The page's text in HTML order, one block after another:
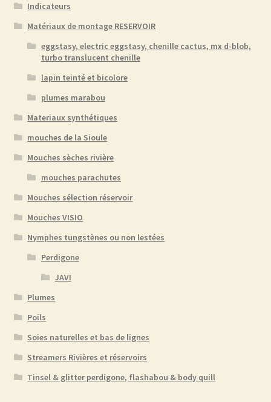
Indicateurs
Matériaux de montage RESERVOIR
eggstasy, electric eggstasy, chenille cactus, mx d-blob,
turbo translucent chenille
lapin teinté et bicolore
plumes marabou
Materiaux synthétiques
mouches de la Sioule
Mouches sèches rivière
mouches parachutes
Mouches sélection réservoir
Mouches VISIO
Nymphes tungstènes ou non lestées
Perdigone
JAVI
Plumes
Poils
Soies naturelles et bas de lignes
Streamers Rivières et réservoirs
Tinsel & glitter perdigone, flashabou & body quill